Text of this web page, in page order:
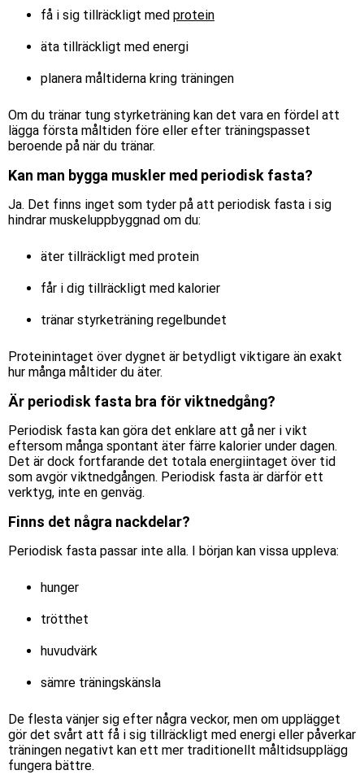
få i sig tillräckligt med protein
äta tillräckligt med energi
planera måltiderna kring träningen
Om du tränar tung styrketräning kan det vara en fördel att
lägga första måltiden före eller efter träningspasset
beroende på när du tränar.
Kan man bygga muskler med periodisk fasta?
Ja. Det finns inget som tyder på att periodisk fasta i sig
hindrar muskeluppbyggnad om du:
äter tillräckligt med protein
får i dig tillräckligt med kalorier
tränar styrketräning regelbundet
Proteinintaget över dygnet är betydligt viktigare än exakt
hur många måltider du äter.
Är periodisk fasta bra för viktnedgång?
Periodisk fasta kan göra det enklare att gå ner i vikt
eftersom många spontant äter färre kalorier under dagen.
Det är dock fortfarande det totala energiintaget över tid
som avgör viktnedgången. Periodisk fasta är därför ett
verktyg, inte en genväg.
Finns det några nackdelar?
Periodisk fasta passar inte alla. I början kan vissa uppleva:
hunger
trötthet
huvudvärk
sämre träningskänsla
De flesta vänjer sig efter några veckor, men om upplägget
gör det svårt att få i sig tillräckligt med energi eller påverkar
träningen negativt kan ett mer traditionellt måltidsupplägg
fungera bättre.